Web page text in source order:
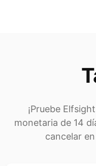
¡Pruebe
monetaria de 14
cancelar